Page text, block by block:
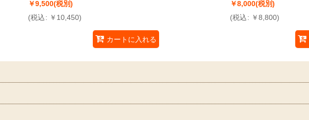
￥9,500(税別)
(税込: ￥ 10,450)
カートに入れる
￥8,000(税別)
(税込: ￥8,800)